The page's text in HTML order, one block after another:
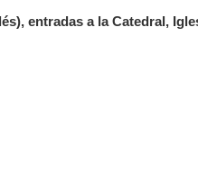
entradas a la Catedral,